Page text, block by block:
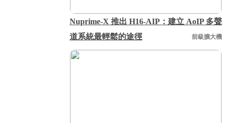
Nuprime-X 推出 H16-AIP：建立 AoIP 多聲
道系統最輕鬆的途徑
前級擴大機